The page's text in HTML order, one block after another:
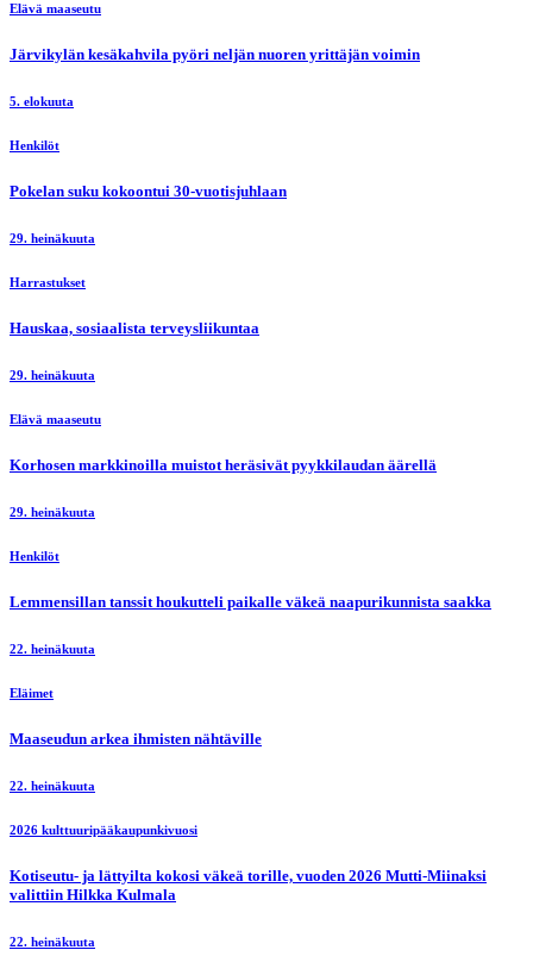
Elävä maaseutu
Järvikylän kesäkahvila pyöri neljän nuoren yrittäjän voimin
5. elokuuta
Henkilöt
Pokelan suku kokoontui 30-vuotisjuhlaan
29. heinäkuuta
Harrastukset
Hauskaa, sosiaalista terveysliikuntaa
29. heinäkuuta
Elävä maaseutu
Korhosen markkinoilla muistot heräsivät pyykkilaudan äärellä
29. heinäkuuta
Henkilöt
Lemmensillan tanssit houkutteli paikalle väkeä naapurikunnista saakka
22. heinäkuuta
Eläimet
Maaseudun arkea ihmisten nähtäville
22. heinäkuuta
2026 kulttuuripääkaupunkivuosi
Kotiseutu- ja lättyilta kokosi väkeä torille, vuoden 2026 Mutti-Miinaksi
valittiin Hilkka Kulmala
22. heinäkuuta